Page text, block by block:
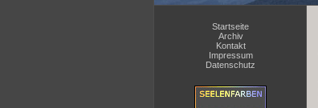
Startseite
Archiv
Kontakt
Impressum
Datenschutz